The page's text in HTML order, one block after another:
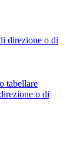
direzione o di
tabellare
o di